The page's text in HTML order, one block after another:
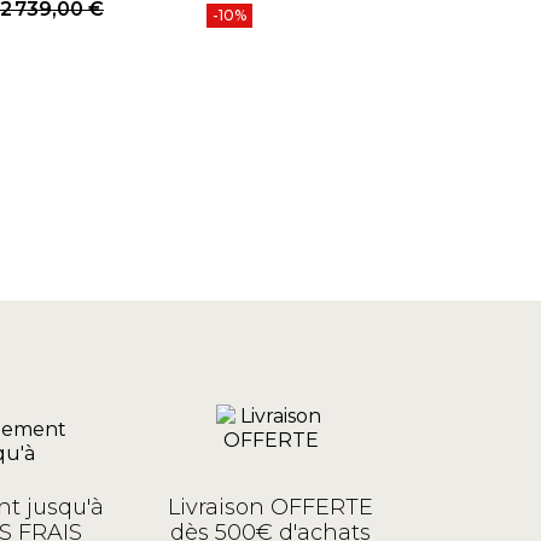
Prix
Prix de base
2 739,00 € -10%
jusqu'à
FRAIS
Livraison OFFERTE
dès 500€ d'achats